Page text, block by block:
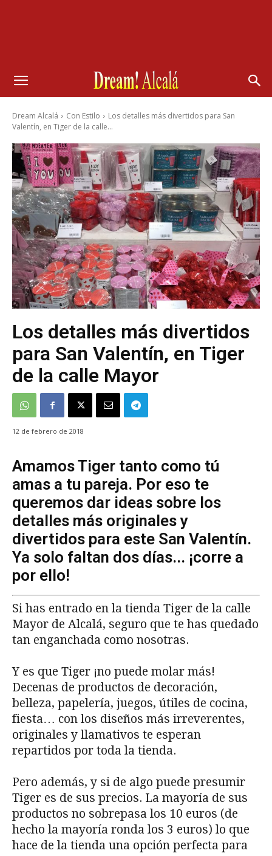
Dream Alcalá Con Estilo
Los detalles más divertidos para San
Valentín, en Tiger de la calle...
Los detalles más divertidos
para San Valentín, en Tiger
de la calle Mayor
12 de febrero de 2018
Amamos Tiger tanto como tú
amas a tu pareja. Por eso te
queremos dar ideas sobre los
detalles más originales y
divertidos para este San Valentín.
Ya solo faltan dos días... ¡corre a
por ello!
Si has entrado en la tienda Tiger de la calle
Mayor de Alcalá, seguro que te has quedado
tan enganchada como nosotras.
Y es que Tiger ¡no puede molar más!
Decenas de productos de decoración,
belleza, papelería, juegos, útiles de cocina,
fiesta… con los diseños más irreverentes,
originales y llamativos te esperan
repartidos por toda la tienda.
Pero además, y si de algo puede presumir
Tiger es de sus precios. La mayoría de sus
productos no sobrepasa los 10 euros (de
hecho la mayoría ronda los 3 euros) lo que
hace de la tienda una opción perfecta para